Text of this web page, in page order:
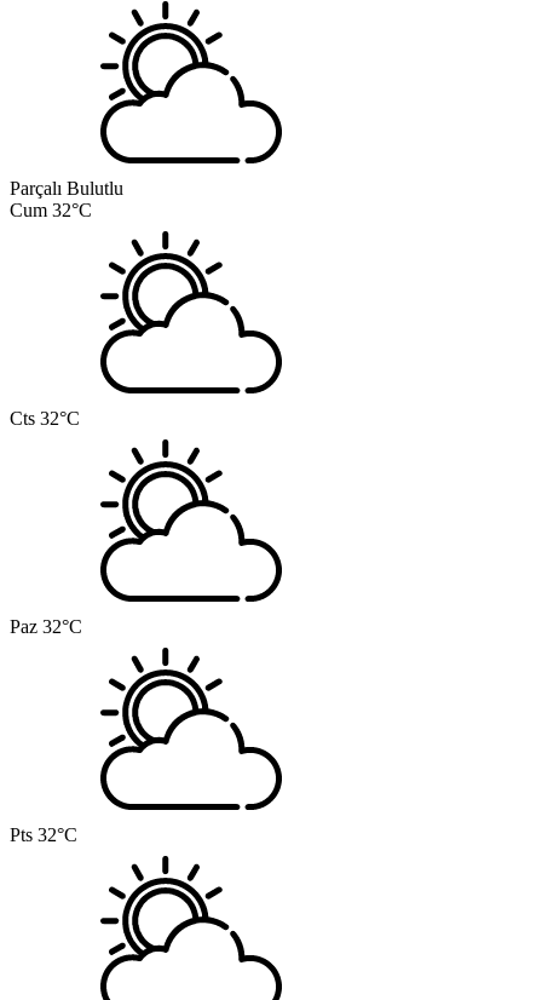
Parçalı Bulutlu
Cum 32°C
Cts 32°C
Paz 32°C
Pts 32°C